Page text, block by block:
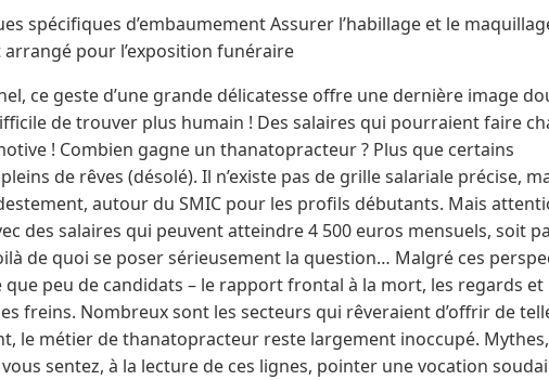
spécifiques d’embaumement Assurer l’habillage et le
pour l’exposition funéraire
ce geste d’une grande délicatesse offre une dernière image
de trouver plus humain ! Des salaires qui pourraient faire
! Combien gagne un thanatopracteur ? Plus que certains
de rêves (désolé). Il n’existe pas de grille salariale précise,
autour du SMIC pour les profils débutants. Mais
des salaires qui peuvent atteindre 4 500 euros mensuels, soit
de quoi se poser sérieusement la question… Malgré ces
que peu de candidats – le rapport frontal à la mort, les regards et
freins. Nombreux sont les secteurs qui rêveraient d’offrir de
le métier de thanatopracteur reste largement inoccupé. Mythes,
sentez, à la lecture de ces lignes, pointer une vocation